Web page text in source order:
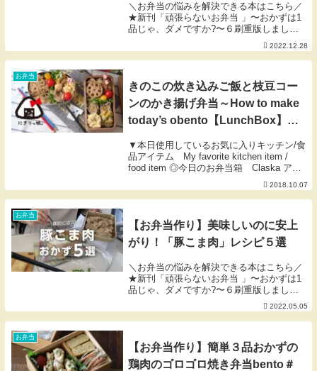
＼お弁当の悩みを解決できる本はこちら／
★新刊「頑張らないお弁当 」〜おかずは1
品じゃ、ダメですか?〜６刷重版しまし
た！ありがとうございます♡→​★初著書
にぎりっ娘の「はじめての子どもべんと
う」も好評発売中です【愛用のキッチンア
2022.12.28
お弁当
きのこの炊き込みご飯と枝豆コー
ンのかき揚げ弁当～How to make
today’s obento【LunchBox】～
▼本日使用しているお気に入りキッチン/食
品アイテム My favorite kitchen item /
food item ◎今日のお弁当箱 Claska アル
ミお弁当箱（小） ◎turk ターク Classic
Frying pan 1...
2018.10.07
お弁当
【お弁当作り】美味しいのに安上
がり！「豚こま肉」レシピ５選
＼お弁当の悩みを解決できる本はこちら／
★新刊「頑張らないお弁当 」〜おかずは1
品じゃ、ダメですか?〜６刷重版しまし
た！ありがとうございます♡→​★初著書
にぎりっ娘の「はじめての子どもべんと
う」も好評発売中ですHow to make Jap...
2022.05.05
お弁当
【お弁当作り】簡単３品おかずの
鶏肉のゴロゴロ焼き弁当bento＃